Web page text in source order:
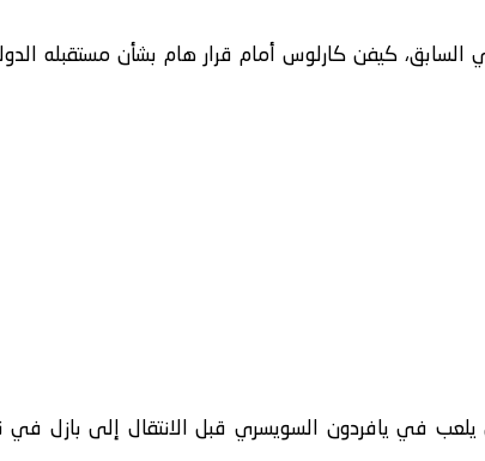
السابق، كيفن كارلوس أمام قرار هام بشأن مستقبله
في يافردون السويسري قبل الانتقال إلى بازل في